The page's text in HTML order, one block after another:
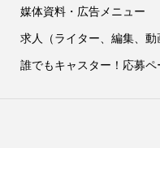
媒体資料・広告メニュー
求人（ライター、編集、動
誰でもキャスター！応募ペ